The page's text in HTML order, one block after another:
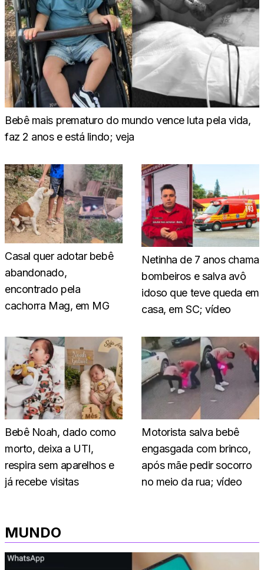
Bebê mais prematuro do mundo vence luta pela vida,
faz 2 anos e está lindo; veja
Casal quer adotar bebê
abandonado,
encontrado pela
cachorra Mag, em MG
Netinha de 7 anos chama
bombeiros e salva avô
idoso que teve queda em
casa, em SC; vídeo
Bebê Noah, dado como
morto, deixa a UTI,
respira sem aparelhos e
já recebe visitas
Motorista salva bebê
engasgada com brinco,
após mãe pedir socorro
no meio da rua; vídeo
MUNDO